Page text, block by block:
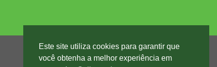
Este site utiliza cookies para garantir que
você obtenha a melhor experiência em